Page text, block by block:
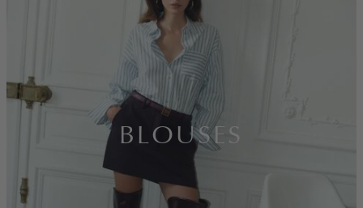
BLOUSES